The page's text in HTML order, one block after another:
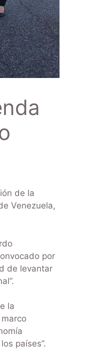
de la
Venezuela,
por
de levantar
la
países”.